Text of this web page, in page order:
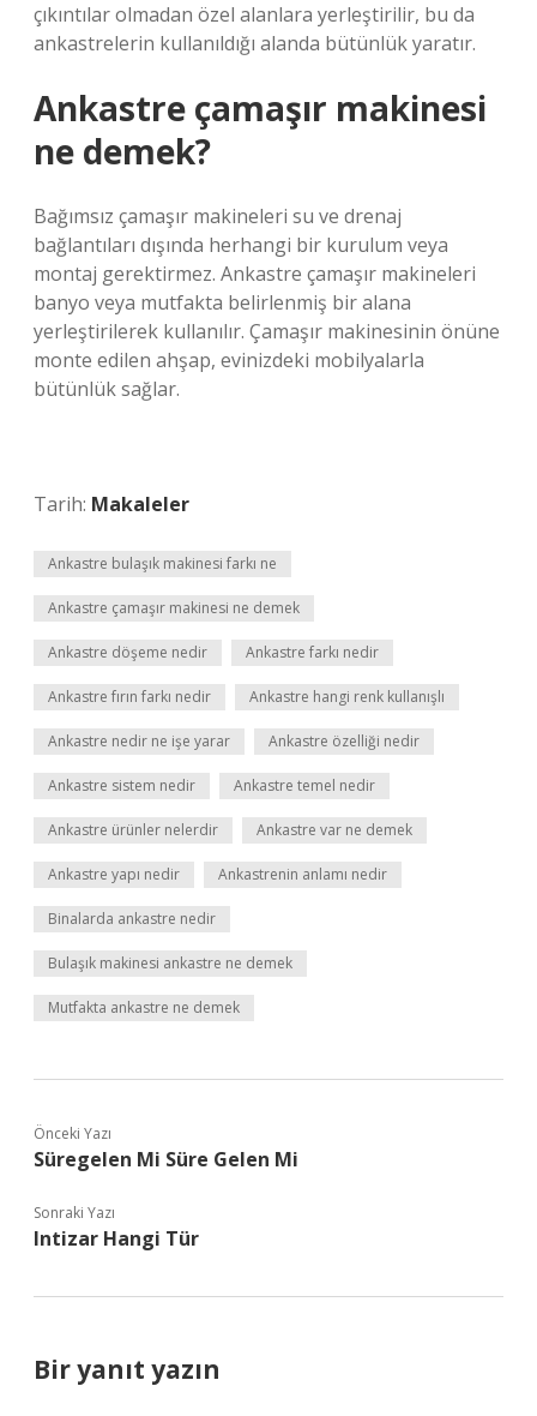
çıkıntılar olmadan özel alanlara yerleştirilir, bu da
ankastrelerin kullanıldığı alanda bütünlük yaratır.
Ankastre çamaşır makinesi
ne demek?
Bağımsız çamaşır makineleri su ve drenaj
bağlantıları dışında herhangi bir kurulum veya
montaj gerektirmez. Ankastre çamaşır makineleri
banyo veya mutfakta belirlenmiş bir alana
yerleştirilerek kullanılır. Çamaşır makinesinin önüne
monte edilen ahşap, evinizdeki mobilyalarla
bütünlük sağlar.
Tarih: Makaleler
Ankastre bulaşık makinesi farkı ne
Ankastre çamaşır makinesi ne demek
Ankastre döşeme nedir Ankastre farkı nedir
Ankastre fırın farkı nedir Ankastre hangi renk kullanışlı
Ankastre nedir ne işe yarar Ankastre özelliği nedir
Ankastre sistem nedir Ankastre temel nedir
Ankastre ürünler nelerdir Ankastre var ne demek
Ankastre yapı nedir Ankastrenin anlamı nedir
Binalarda ankastre nedir
Bulaşık makinesi ankastre ne demek
Mutfakta ankastre ne demek
Önceki Yazı
Süregelen Mi Süre Gelen Mi
Sonraki Yazı
Intizar Hangi Tür
Bir yanıt yazın